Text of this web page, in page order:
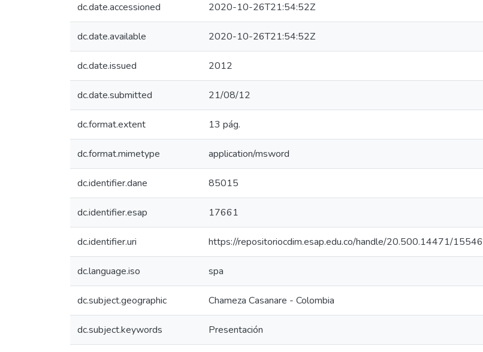
dc.date.accessioned 2020-10-26T21:54:52Z
dc.date.available 2020-10-26T21:54:52Z
dc.date.issued 2012
dc.date.submitted 21/08/12
dc.format.extent 13 pág.
dc.format.mimetype application/msword
dc.identifier.dane 85015
dc.identifier.esap 17661
dc.identifier.uri https://repositoriocdim.esap.edu.co/handle/20.500.14471/15546
dc.language.iso spa
dc.subject.geographic Chameza Casanare - Colombia
dc.subject.keywords Presentación